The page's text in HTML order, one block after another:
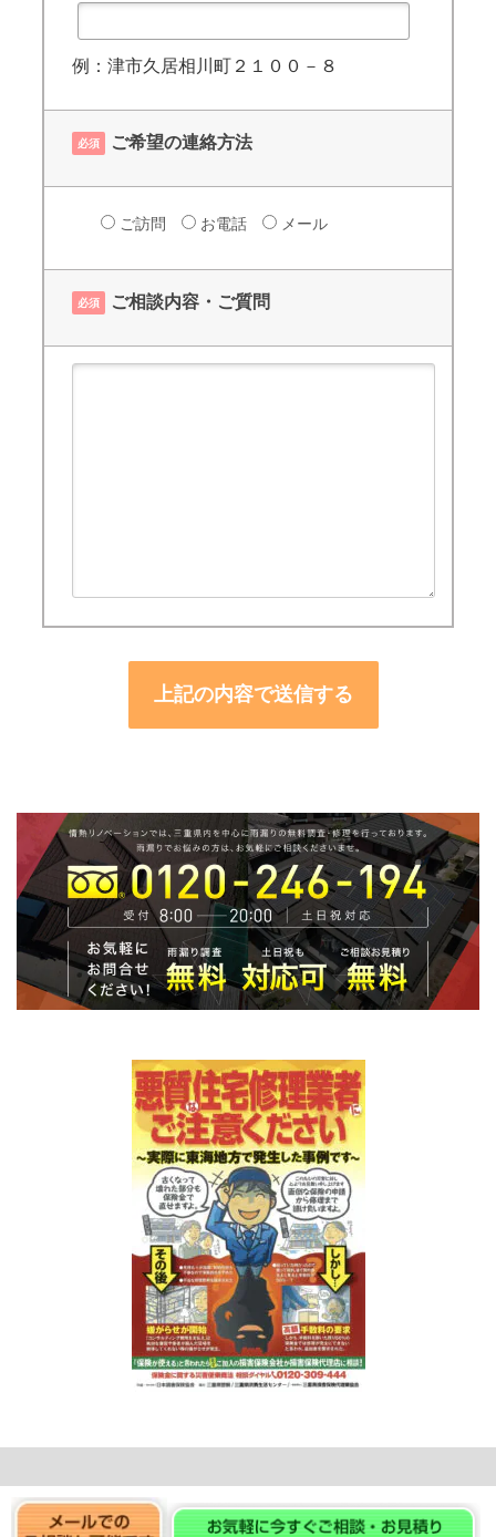
例：津市久居相川町２１００－８
必須 ご希望の連絡方法
ご訪問 お電話 メール
必須 ご相談内容・ご質問